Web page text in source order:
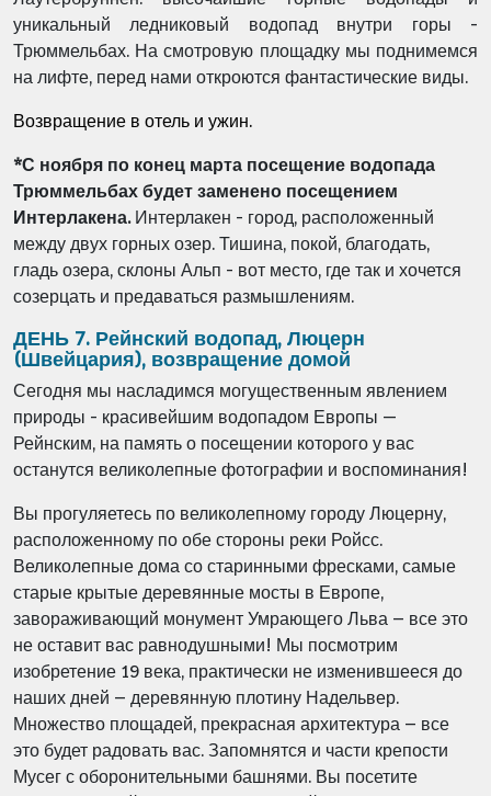
уникальный ледниковый водопад внутри горы -
Трюммельбах. На смотровую площадку мы поднимемся
на лифте, перед нами откроются фантастические виды.
Возвращение в отель и ужин.
*С ноября по конец марта посещение водопада
Трюммельбах будет заменено посещением
Интерлакена. Интерлакен - город, расположенный
между двух горных озер. Тишина, покой, благодать,
гладь озера, склоны Альп - вот место, где так и хочется
созерцать и предаваться размышлениям.
ДЕНЬ 7. Рейнский водопад, Люцерн
(Швейцария), возвращение домой
Сегодня мы насладимся могущественным явлением
природы - красивейшим водопадом Европы —
Рейнским, на память о посещении которого у вас
останутся великолепные фотографии и воспоминания!
Вы прогуляетесь по великолепному городу Люцерну,
расположенному по обе стороны реки Ройсс.
Великолепные дома со старинными фресками, самые
старые крытые деревянные мосты в Европе,
завораживающий монумент Умрающего Льва – все это
не оставит вас равнодушными! Мы посмотрим
изобретение 19 века, практически не изменившееся до
наших дней – деревянную плотину Надельвер.
Множество площадей, прекрасная архитектура – все
это будет радовать вас. Запомнятся и части крепости
Мусег с оборонительными башнями. Вы посетите